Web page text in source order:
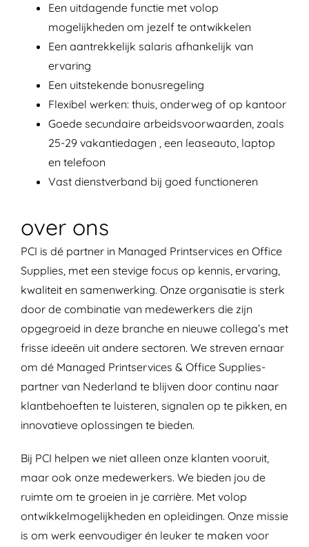
Een uitdagende functie met volop
mogelijkheden om jezelf te ontwikkelen
Een aantrekkelijk salaris afhankelijk van
ervaring
Een uitstekende bonusregeling
Flexibel werken: thuis, onderweg of op kantoor
Goede secundaire arbeidsvoorwaarden, zoals
25-29 vakantiedagen , een leaseauto, laptop
en telefoon
Vast dienstverband bij goed functioneren
over ons
PCI is dé partner in Managed Printservices en Office
Supplies, met een stevige focus op kennis, ervaring,
kwaliteit en samenwerking. Onze organisatie is sterk
door de combinatie van medewerkers die zijn
opgegroeid in deze branche en nieuwe collega’s met
frisse ideeën uit andere sectoren. We streven ernaar
om dé Managed Printservices & Office Supplies-
partner van Nederland te blijven door continu naar
klantbehoeften te luisteren, signalen op te pikken, en
innovatieve oplossingen te bieden.
Bij PCI helpen we niet alleen onze klanten vooruit,
maar ook onze medewerkers. We bieden jou de
ruimte om te groeien in je carrière. Met volop
ontwikkelmogelijkheden en opleidingen. Onze missie
is om werk eenvoudiger én leuker te maken voor